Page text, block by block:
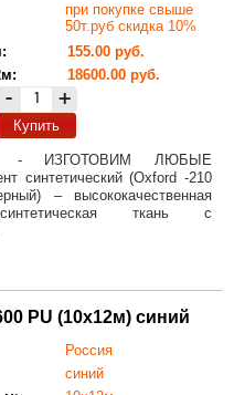
при покупке свыше
50т.руб скидка 10%
155.00 руб.
18600.00 руб.
- +
Купить
- ИЗГОТОВИМ ЛЮБЫЕ
синтетический (Oxford -210
– высококачественная
ткань с
PU (10х12м) синий
Россия
синий